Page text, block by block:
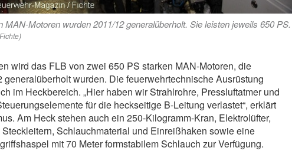
MAN-Motoren wurden 2011/12 generalüberholt. Sie leisten jeweils 650 PS.
wird das FLB von zwei 650 PS starken MAN-Motoren, die
generalüberholt wurden. Die feuerwehrtechnische Ausrüstung
im Heckbereich. „Hier haben wir Strahlrohre, Pressluftatmer und
für die heckseitige B-Leitung verlastet“, erklärt
Am Heck stehen auch ein 250-Kilogramm-Kran, Elektrolüfter,
Steckleitern, Schlauchmaterial und Einreißhaken sowie eine
mit 70 Meter formstabilem Schlauch zur Verfügung.